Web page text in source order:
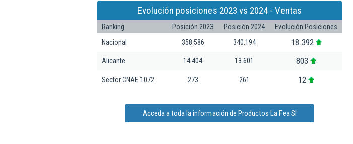
Evolución posiciones 2023 vs 2024 - Ventas
Ranking Posición 2023 Posición 2024
Evolución Posiciones
Nacional
358.586 340.194 18.392
Alicante 14.404 13.601 803
Sector CNAE 1072 273 261 12
Acceda a toda la información de Productos La Fea Sl